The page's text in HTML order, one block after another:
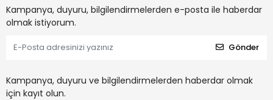
Kampanya, duyuru, bilgilendirmelerden e-posta ile haberdar
olmak istiyorum.
Gönder
Kampanya, duyuru ve bilgilendirmelerden haberdar olmak
için kayıt olun.